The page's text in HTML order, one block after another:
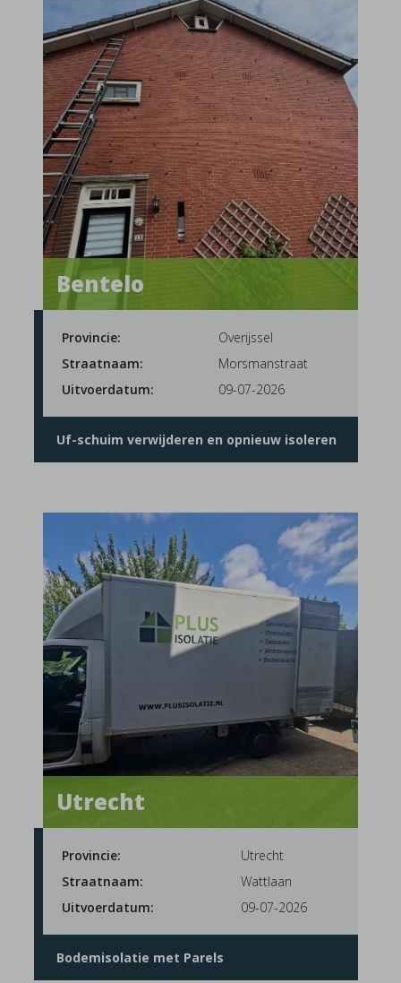
Bentelo
Provincie:
Overijssel
Straatnaam:
Morsmanstraat
Uitvoerdatum:
09-07-2026
Uf-schuim verwijderen en opnieuw isoleren
Utrecht
Provincie:
Utrecht
Straatnaam:
Wattlaan
Uitvoerdatum:
09-07-2026
Bodemisolatie met Parels